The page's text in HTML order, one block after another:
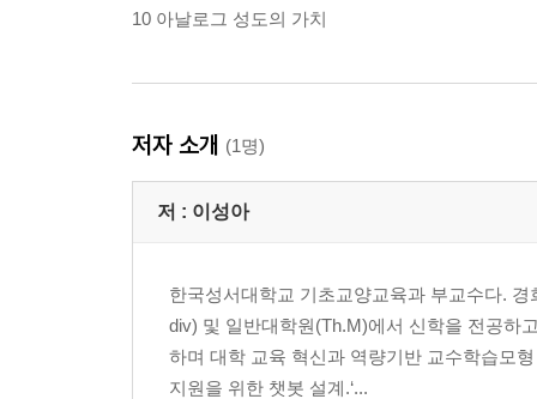
10 아날로그 성도의 가치
저자 소개 (1명)
저 : 이성아
한국성서대학교 기초교양교육과 부교수다.
div) 및 일반대학원(Th.M)에서 신학을 전공하
하며 대학 교육 혁신과 역량기반 교수학습모
지원을 위한 챗봇 설계.‘...